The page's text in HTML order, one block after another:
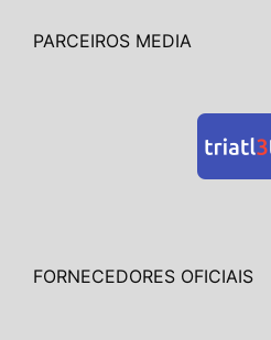
PARCEIROS MEDIA
FORNECEDORES OFICIAIS